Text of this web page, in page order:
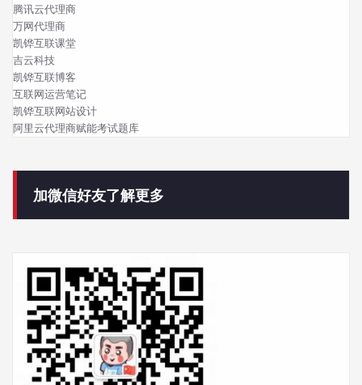
腾讯云代理商
万网代理商
凯铧互联课堂
吉云科技
凯铧互联博客
互联网运营笔记
凯铧互联网站设计
阿里云代理商赋能考试题库
加微信好友了解更多